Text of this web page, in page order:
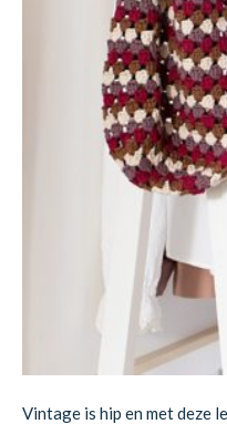
Vintage is hip en met deze